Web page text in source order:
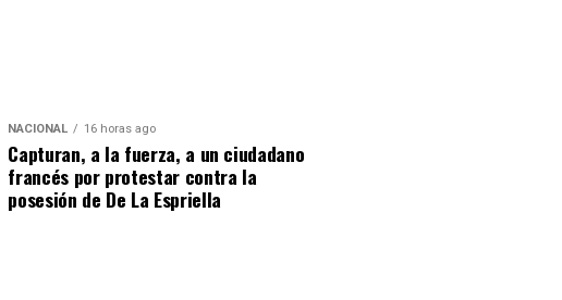
NACIONAL 16 horas ago
Capturan, a la fuerza, a un ciudadano
francés por protestar contra la
posesión de De La Espriella